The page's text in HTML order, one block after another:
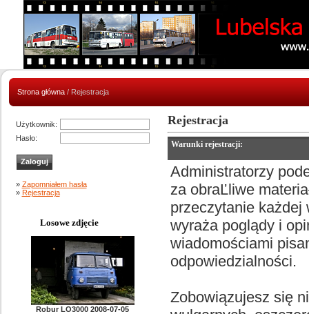
Strona główna / Rejestracja
Użytkownik:
Hasło:
» Zapomniałem hasła
» Rejestracja
Losowe zdjęcie
Robur LO3000 2008-07-05
Rejestracja
Warunki rejestracji:
Administratorzy
za obraĽliwe
przeczytanie każdej
wyraża poglądy i
wiadomościami
odpowiedzialności.
Zobowiązujesz się